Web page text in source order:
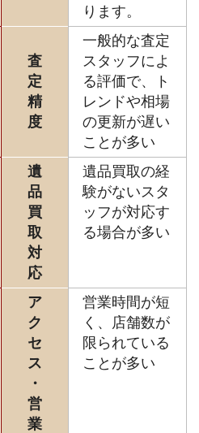
ります。
査
定
精
度
一般的な査定
スタッフによ
る評価で、ト
レンドや相場
の更新が遅い
ことが多い
遺
品
買
取
対
応
遺品買取の経
験がないスタ
ッフが対応す
る場合が多い
ア
ク
セ
ス
・
営
業
営業時間が短
く、店舗数が
限られている
ことが多い